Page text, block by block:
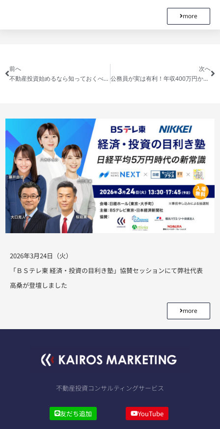
more
前へ
不動産投資始めるなら知っておくべき！利回り相場とは・・・？
次へ
公務員が実は有利！年収400万円から始められるマンション投資
2026年3月24日（火）
「ＢＳテレ東 経済・投資の目利き塾」協賛セッションにて弊社代表
高桑が登壇しました
more
不動産投資コンサルティングサービス
友だち追加 YouTube